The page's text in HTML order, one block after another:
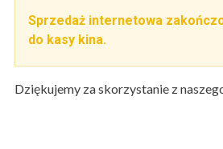
Sprzedaż internetowa
do kasy kina.
Dziękujemy za skorzystanie z